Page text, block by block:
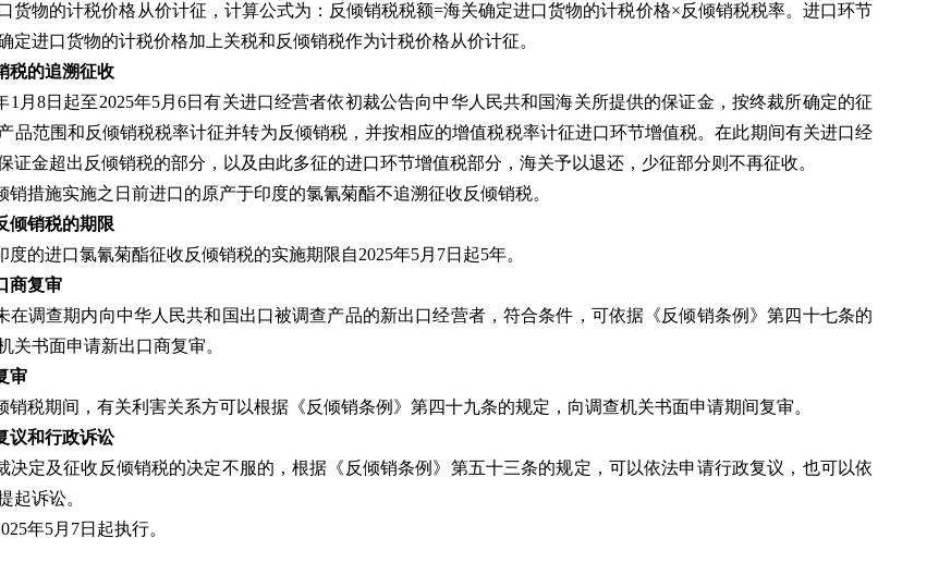
货物的计税价格从价计征，计算公式为：反倾销税税额=海关确定进口货物的计税价格×反倾销税税率。进口环节
定进口货物的计税价格加上关税和反倾销税作为计税价格从价计征。
税的追溯征收
1月8日起至2025年5月6日有关进口经营者依初裁公告向中华人民共和国海关所提供的保证金，按终裁所确定的征
品范围和反倾销税税率计征并转为反倾销税，并按相应的增值税税率计征进口环节增值税。在此期间有关进口经
证金超出反倾销税的部分，以及由此多征的进口环节增值税部分，海关予以退还，少征部分则不再征收。
销措施实施之日前进口的原产于印度的氯氰菊酯不追溯征收反倾销税。
倾销税的期限
度的进口氯氰菊酯征收反倾销税的实施期限自2025年5月7日起5年。
商复审
在调查期内向中华人民共和国出口被调查产品的新出口经营者，符合条件，可依据《反倾销条例》第四十七条的
关书面申请新出口商复审。
审
销税期间，有关利害关系方可以根据《反倾销条例》第四十九条的规定，向调查机关书面申请期间复审。
议和行政诉讼
决定及征收反倾销税的决定不服的，根据《反倾销条例》第五十三条的规定，可以依法申请行政复议，也可以依
起诉讼。
年5月7日起执行。